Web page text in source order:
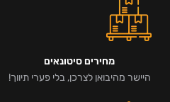
מחירים סיטונאים
היישר מהיבואן לצרכן, בלי פערי תיווך!